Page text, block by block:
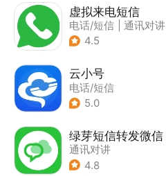
虚拟来电短信
电话/短信
通讯对讲
4.5
云小号
电话/短信
5.0
绿芽短信转发微信
通讯对讲
4.8